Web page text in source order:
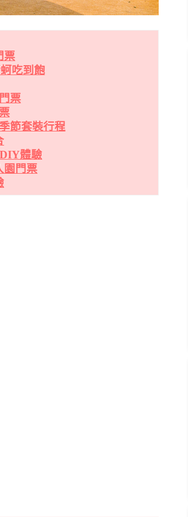
票
吃到飽
票
節套裝行程
體驗
園門票